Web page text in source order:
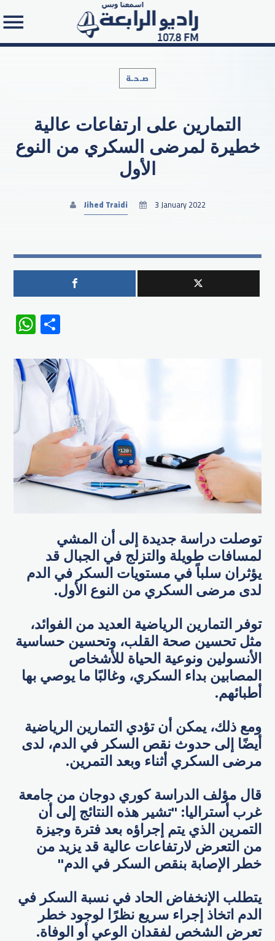
Search in the website:
صـحـة
التمارين على ارتفاعات عالية
خطيرة لمرضى السكري من النوع
الأول
Jihed Traidi 3 January 2022
WhatsApp
توصلت دراسة جديدة إلى أن المشي
لمسافات طويلة والتزلج في الجبال قد
يؤثران سلباً في مستويات السكر في الدم
لدى مرضى السكري من النوع الأول.
توفر التمارين الرياضية العديد من الفوائد،
مثل تحسين صحة القلب، وتحسين حساسية
الأنسولين ونوعية الحياة للأشخاص
المصابين بداء السكري، وغالبًا ما يوصي بها
أطبائهم.
ومع ذلك، يمكن أن تؤدي التمارين الرياضية
أيضًا إلى حدوث نقص السكر في الدم، لدى
مرضى السكري أثناء وبعد التمرين.
قال مؤلف الدراسة كوري دوجان من جامعة
غرب أستراليا: "تشير هذه النتائج إلى أن
التمرين الذي يتم إجراؤه بعد فترة وجيزة
من التعرض لارتفاعات عالية قد يزيد من
خطر الإصابة بنقص السكر في الدم"
يتطلب الإنخفاض الحاد في نسبة السكر في
الدم اتخاذ إجراء سريع نظرًا لوجود خطر
تعرض الشخص لفقدان الوعي أو الوفاة.